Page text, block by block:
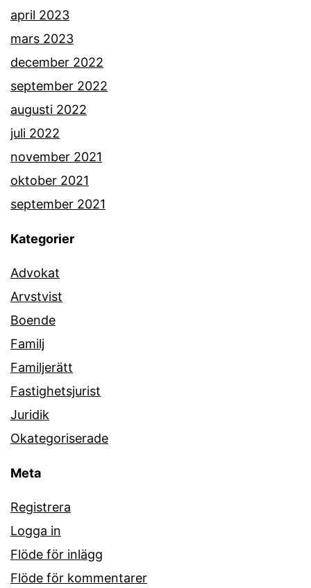
april 2023
mars 2023
december 2022
september 2022
augusti 2022
juli 2022
november 2021
oktober 2021
september 2021
Kategorier
Advokat
Arvstvist
Boende
Familj
Familjerätt
Fastighetsjurist
Juridik
Okategoriserade
Meta
Registrera
Logga in
Flöde för inlägg
Flöde för kommentarer